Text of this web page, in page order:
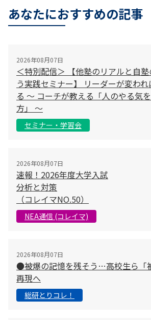
あなたにおすすめの記事
2026年08月07日
＜特別配信＞ 【他塾のリアルと自
う実践セミナー】 リーダーが変わ
る 〜 コーチが教える「人のやる気
方」 〜
セミナー・学習会
2026年08月07日
速報！2026年度大学入試
分析と対策
（コレイマNO.50）
NEA通信 (コレイマ)
2026年08月07日
●被爆の記憶を残そう…高校生ら「
再現へ
総研とりコレ！